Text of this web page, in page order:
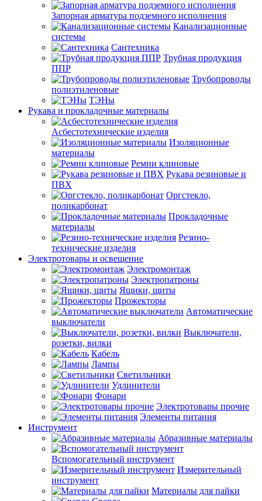
Запорная арматура подземного исполнения
Канализационные
системы
Сантехника
Трубная продукция
ППР
Трубопроводы
полиэтиленовые
ТЭНы
Рукава и прокладочные материалы
Асбестотехнические изделия
Изоляционные
материалы
Ремни клиновые
Рукава резиновые и
ПВХ
Оргстекло,
поликарбонат
Прокладочные
материалы
Резино-
технические изделия
Электротовары и освещение
Электромонтаж
Электропатроны
Ящики, щиты
Прожекторы
Автоматические
выключатели
Выключатели,
розетки, вилки
Кабель
Лампы
Светильники
Удлинители
Фонари
Электротовары прочие
Элементы питания
Инструмент
Абразивные материалы
Вспомогательный инструмент
Измерительный
инструмент
Материалы для пайки